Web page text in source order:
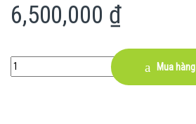
6,500,000 ₫
Quantity Mua hàng